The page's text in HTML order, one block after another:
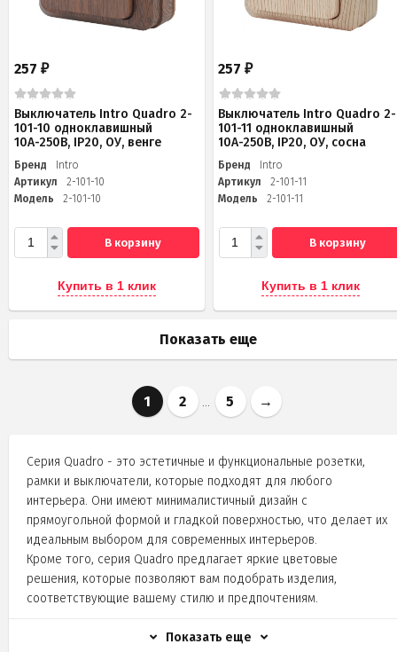
257 ₽
Выключатель Intro Quadro 2-
101-10 одноклавишный
10А-250В, IP20, ОУ, венге
Бренд
Intro
Артикул
2-101-10
Модель
2-101-10
В корзину
Купить в 1 клик
257₽
Выключатель Intro Quadro 2-
101-11 одноклавишный
10А-250В, IP20, ОУ, сосна
Бренд
Intro
Артикул
2-101-11
Модель
2-101-11
В корзину
Купить в 1 клик
Показать еще
1 2 ... 5 →
Серия Quadro - это эстетичные и функциональные розетки,
рамки и выключатели, которые подходят для любого
интерьера. Они имеют минималистичный дизайн с
прямоугольной формой и гладкой поверхностью, что делает их
идеальным выбором для современных интерьеров.
Кроме того, серия Quadro предлагает яркие цветовые
решения, которые позволяют вам подобрать изделия,
соответствующие вашему стилю и предпочтениям.
безопасности и качества. Они легко монтируются и имеют
Показать еще